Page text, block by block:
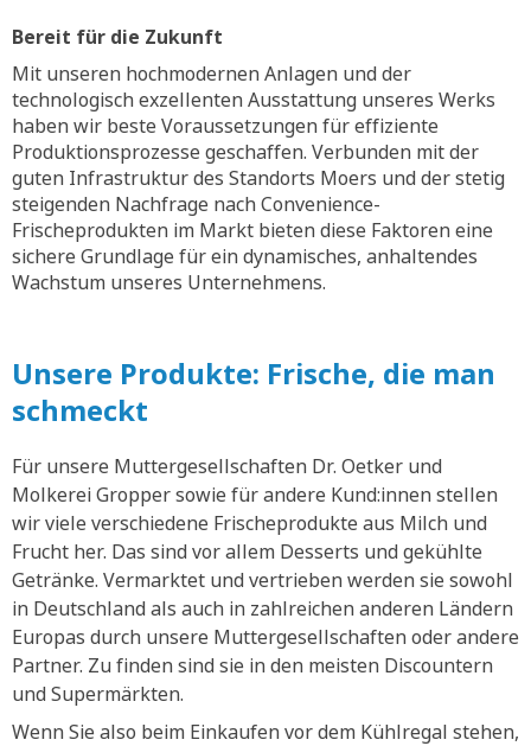
Bereit für die Zukunft
Mit unseren hochmodernen Anlagen und der
technologisch exzellenten Ausstattung unseres Werks
haben wir beste Voraussetzungen für effiziente
Produktionsprozesse geschaffen. Verbunden mit der
guten Infrastruktur des Standorts Moers und der stetig
steigenden Nachfrage nach Convenience-
Frischeprodukten im Markt bieten diese Faktoren eine
sichere Grundlage für ein dynamisches, anhaltendes
Wachstum unseres Unternehmens.
Unsere Produkte: Frische, die man
schmeckt
Für unsere Muttergesellschaften Dr. Oetker und
Molkerei Gropper sowie für andere Kund:innen stellen
wir viele verschiedene Frischeprodukte aus Milch und
Frucht her. Das sind vor allem Desserts und gekühlte
Getränke. Vermarktet und vertrieben werden sie sowohl
in Deutschland als auch in zahlreichen anderen Ländern
Europas durch unsere Muttergesellschaften oder andere
Partner. Zu finden sind sie in den meisten Discountern
und Supermärkten.
Wenn Sie also beim Einkaufen vor dem Kühlregal stehen,